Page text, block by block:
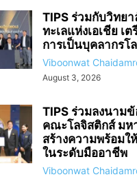
TIPS ร่วมกับวิทย
ทะเลแห่งเอเชีย เ
การเป็นบุคลากร
Viboonwat
August 3, 2026
TIPS ร่วมลงนาม
คณะโลจิสติกส์ มห
สร้างความพร้อมใ
ในระดับมืออาชีพ
Viboonwat